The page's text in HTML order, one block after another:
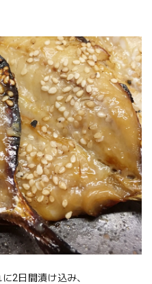
2日間漬け込み、